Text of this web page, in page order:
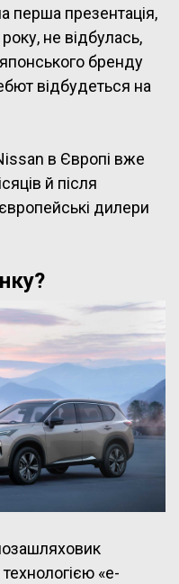
перша презентація,
не відбулась,
японського бренду
відбудеться на
в Європі вже
й після
дилери
«e-